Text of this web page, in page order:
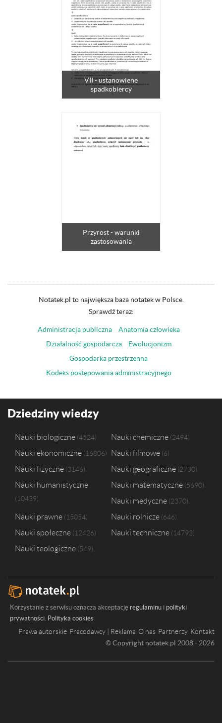
VII - ustanowiene
spadkobiercy
Przyrost - warunki
zastosowania
Notatek.pl to największa baza notatek w Polsce.
Sprawdź teraz:
Administracja publiczna
Anatomia człowieka
Działalność gospodarcza
Ewolucjonizm
Gospodarka przestrzenna
Kodeks postępowania administracyjnego
Dziedziny wiedzy
Nauki biologiczne 4524 Nauki chemiczne 2494
Nauki ekonomiczne 16806 Nauki filmowe 6
Nauki fizyczne 3146 Nauki geograficzne 2730
Nauki humanistyczne
10439
Nauki matematyczne 5690
Nauki medyczne 2370
Nauki prawne 15054 Nauki rolnicze 646
Nauki społeczne 12426 Nauki techniczne 14792
Nauki teologiczne 549
Korzystanie z serwisu oznacza akceptację regulaminu i polityki
prywatności. Polityka cookies
Prawa autorskie Pracodawcy | Reklama O nas Partnerzy Kontakt
© Copyright notatek.pl 2008 - 2026